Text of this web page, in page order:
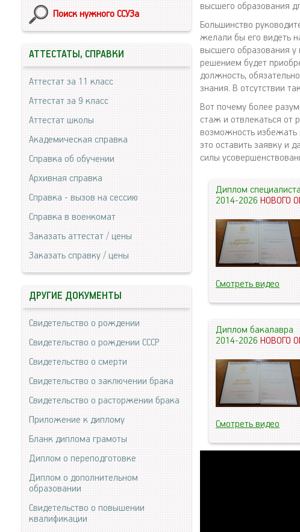
высшего образования
Большинство
желали бы его видеть
высшего образования
решением будет
должность,
знания. В отсутствии
Вот почему более
стаж и отвлекаться от
возможность избежать
это оставить заявку и
силы
Диплом специалиста
2014-2026НОВОГО
Смотреть видео
Диплом бакалавра
2014-2026НОВОГО
Смотреть видео
Поиск нужного ССУЗа
АТТЕСТАТЫ, СПРАВКИ
Аттестат за 11 класс
Аттестат за 9 класс
Аттестат школы
Академическая справка
Справка об обучении
Архивная справка
Справка - вызов на сессию
Справка в военкомат
Заказать аттестат / цены
Заказать справку / цены
ДРУГИЕ ДОКУМЕНТЫ
Свидетельство о рождении
Свидетельство о рождении СССР
Свидетельство о смерти
Свидетельство о заключении брака
Свидетельство о расторжении брака
Приложение к диплому
Бланк диплома грамоты
Диплом о переподготовке
Диплом о дополнительном
образовании
Свидетельство о повышении
квалификации